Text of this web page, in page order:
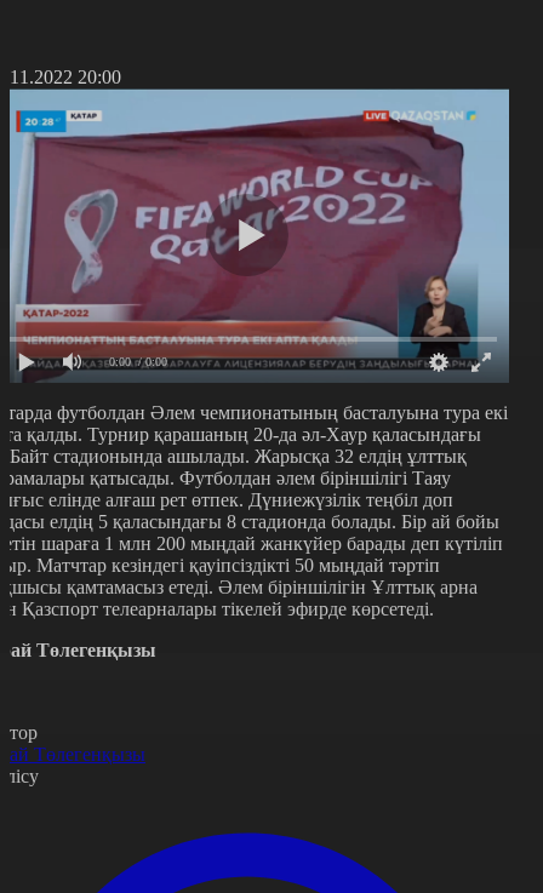
20:00
0:00 / 0:00
футболдан Әлем чемпионатының басталуына тура екі
қалды. Турнир қарашаның 20-да әл-Хаур қаласындағы
Байт стадионында ашылады. Жарысқа 32 елдің ұлттық
қатысады. Футболдан әлем біріншілігі Таяу
елінде алғаш рет өтпек. Дүниежүзілік теңбіл доп
елдің 5 қаласындағы 8 стадионда болады. Бір ай бойы
шараға 1 млн 200 мыңдай жанкүйер барады деп күтіліп
Матчтар кезіндегі қауіпсіздікті 50 мыңдай тәртіп
қамтамасыз етеді. Әлем біріншілігін Ұлттық арна
Қазспорт телеарналары тікелей эфирде көрсетеді.
Төлегенқызы
Төлегенқызы